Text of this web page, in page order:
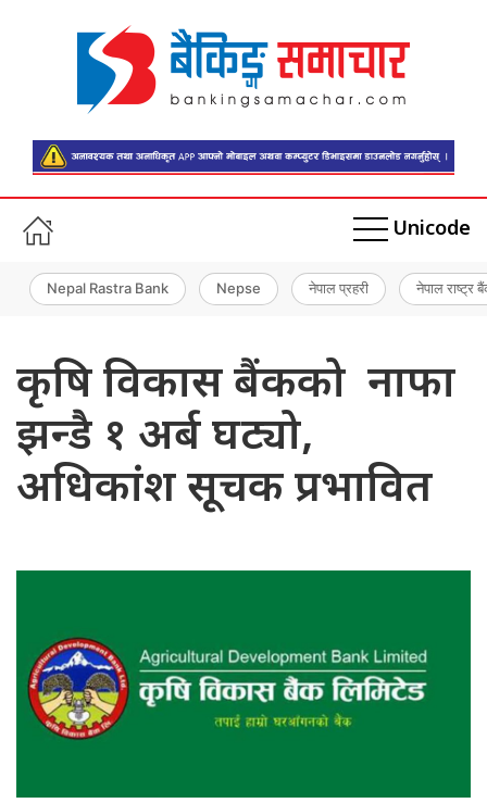
Unicode
Nepal Rastra Bank Nepse नेपाल प्रहरी नेपाल राष्ट्र
कृषि विकास बैंकको नाफा
झन्डै १ अर्ब घट्यो,
अधिकांश सूचक प्रभावित